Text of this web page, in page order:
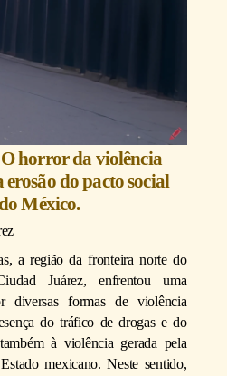
horror da violência
do pacto social
México.
a região da fronteira norte do
Juárez, enfrentou uma
diversas formas de violência
do tráfico de drogas e do
à violência gerada pela
mexicano. Neste sentido,